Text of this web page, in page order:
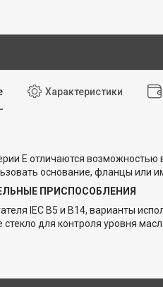
Характеристики
Е отличаются
основание, фланцы или
ПРИСПОСОБЛЕНИЯ
IEC В5 и В14, варианты
для контроля уровня